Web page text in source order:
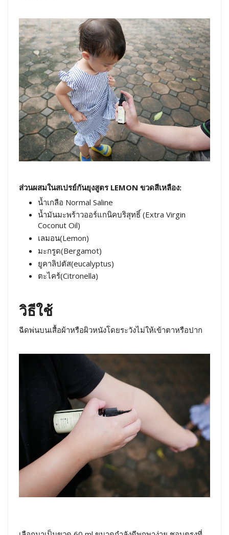
ส่วนผสมในสเปรย์กันยุงสูตร LEMON ขวดสีเหลือง:
น้ำเกลือ Normal Saline
น้ำมันมะพร้าวออร์แกนิคบริสุทธิ์ (Extra Virgin
Coconut Oil)
เลมอน(Lemon)
มะกรูด(Bergamot)
ยูคาลิปตัส(eucalyptus)
ตะไคร้(Citronella)
วิธีใช้
ฉีดพ่นบนเสื้อผ้าหรือผิวหนังโดยระวังไม่ให้เข้าตาหรือปาก